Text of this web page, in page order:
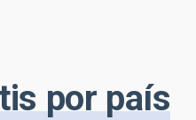
por país